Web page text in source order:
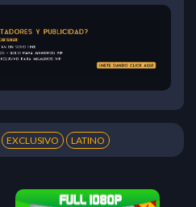
EXCLUSIVO LATINO